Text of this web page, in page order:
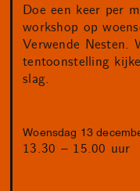
Doe een keer per
workshop op
Verwende Nesten.
tentoonstelling
slag.
Woensdag 13
13.30 – 15.00 uur